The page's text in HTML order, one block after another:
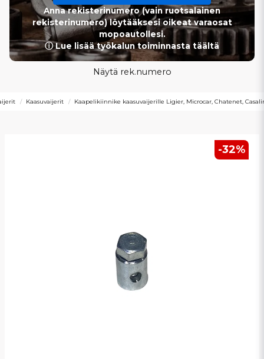
Anna rekisterinumero (vain ruotsalainen
rekisterinumero) löytääksesi oikeat varaosat
mopoautollesi.
ⓘ Lue lisää työkalun toiminnasta täältä
Näytä rek.numero
Kaasuvaijerit Kaapelikiinnike kaasuvaijerille Ligier, Microcar, Chatenet,
-32%